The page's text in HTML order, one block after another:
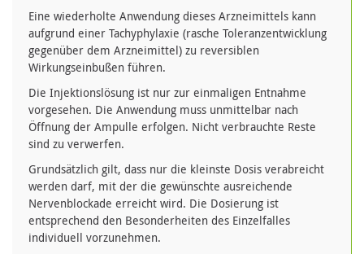
Eine wiederholte Anwendung dieses Arzneimittels kann
aufgrund einer Tachyphylaxie (rasche Toleranzentwicklung
gegenüber dem Arzneimittel) zu reversiblen
Wirkungseinbußen führen.
Die Injektionslösung ist nur zur einmaligen Entnahme
vorgesehen. Die Anwendung muss unmittelbar nach
Öffnung der Ampulle erfolgen. Nicht verbrauchte Reste
sind zu verwerfen.
Grundsätzlich gilt, dass nur die kleinste Dosis verabreicht
werden darf, mit der die gewünschte ausreichende
Nervenblockade erreicht wird. Die Dosierung ist
entsprechend den Besonderheiten des Einzelfalles
individuell vorzunehmen.